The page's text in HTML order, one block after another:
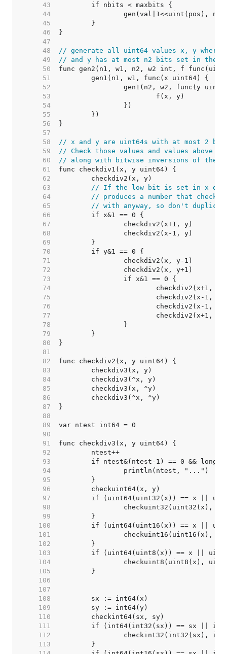
    43
    44
    45
    46
    47
    48
// generate all uint64 values x, y where
    49
// and y has at most n2 bits set in the
    50
    51
    52
    53
    54
    55
    56
    57
    58
// x and y are uint64s with at most 2
    59
// Check those values and values above
    60
// along with bitwise inversions of the
    61
    62
    63
// If the low bit is set in x or y,
    64
// produces a number that
    65
// with anyway, so don't
    66
    67
    68
    69
    70
    71
    72
    73
    74
    75
    76
    77
    78
    79
    80
    81
    82
    83
    84
    85
    86
    87
    88
    89
    90
    91
    92
    93
    94
    95
    96
    97
    98
    99
   100
   101
   102
   103
   104
   105
   106
   107
   108
   109
   110
   111
   112
   113